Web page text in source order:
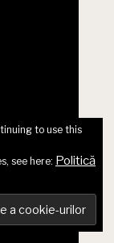
to use this
see here: Politică